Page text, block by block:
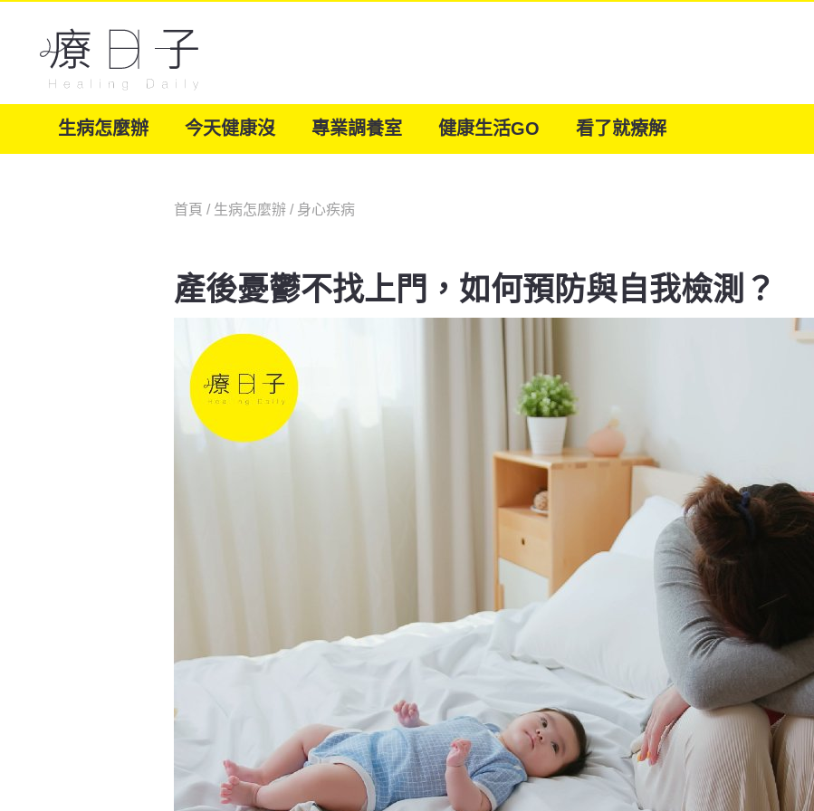
生病怎麼辦 今天健康沒 專業調養室 健康生活GO 看了就療解
首頁 / 生病怎麼辦 / 身心疾病
產後憂鬱不找上門，如何預防與自我檢測？